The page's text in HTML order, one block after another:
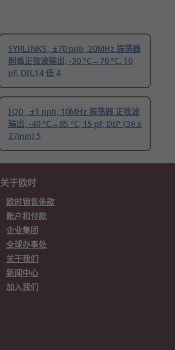
SYRLINKS , ±70 ppb, 20MHz 振荡器
削峰正弦波输出, -30 °C→70 °C, 10
pF, DIL14 低 4
IQD , ±1 ppb, 10MHz 振荡器 正弦波
输出, -40 °C→85 °C, 15 pF, DIP (36 x
27mm) 5
关于欧时
欧时销售条款
账户和付款
企业集团
全球办事处
关于我们
新闻中心
加入我们